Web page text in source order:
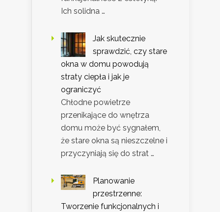
Ich solidna …
Jak skutecznie
sprawdzić, czy stare
okna w domu powodują
straty ciepła i jak je
ograniczyć
Chłodne powietrze
przenikające do wnętrza
domu może być sygnałem,
że stare okna są nieszczelne i
przyczyniają się do strat …
Planowanie
przestrzenne:
Tworzenie funkcjonalnych i